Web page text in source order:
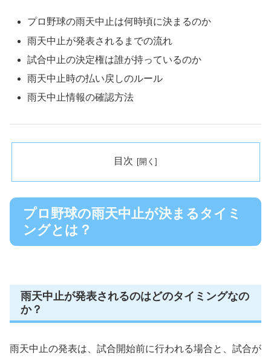
プロ野球の雨天中止は何時頃に決まるのか
雨天中止が発表されるまでの流れ
試合中止の決定権は誰が持っているのか
雨天中止時の払い戻しのルール
雨天中止情報の確認方法
目次
プロ野球の雨天中止が決まるタイミ
ングとは？
雨天中止が発表されるのはどのタイミングなの
か？
雨天中止の発表は、試合開始前に行われる場合と、試合が